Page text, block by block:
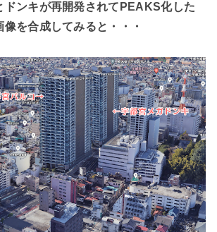
ドンキが再開発されてPEAKS化した
を合成してみると・・・